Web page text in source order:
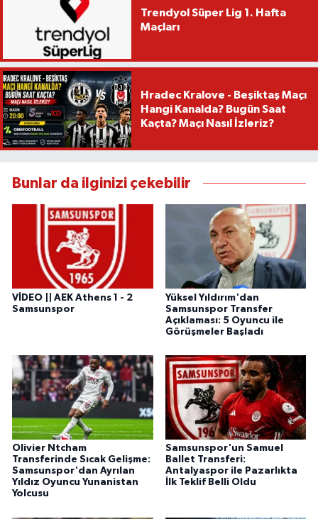
Trendyol Süper Lig 1. Hafta
Maçları
Hradec Kralove - Beşiktaş Maçı
Hangi Kanalda? Bugün Saat
Kaçta? Maçı Nasıl İzleriz?
Bunlar da ilginizi çekebilir
VİDEO || AEK Athens 1 - 2
Samsunspor
Yüksel Yıldırım'dan
Samsunspor Transfer
Açıklaması: 5 Oyuncu ile
Görüşmeler Başladı
Olivier Ntcham
Transferinde Sıcak Gelişme:
Samsunspor'dan Ayrılan
Yıldız Oyuncu Yunanistan
Yolcusu
Samsunspor'un Samuel
Ballet Transferi:
Antalyaspor ile Pazarlıkta
İlk Teklif Belli Oldu